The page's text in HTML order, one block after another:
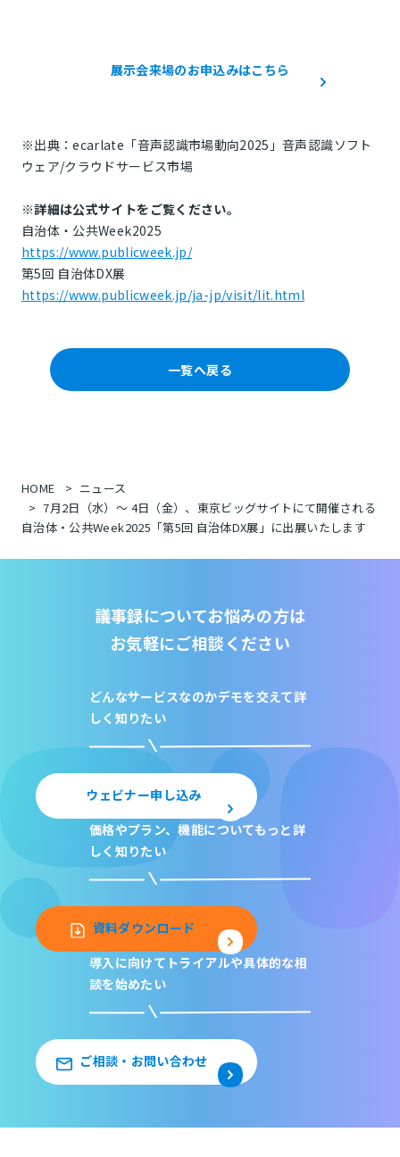
展示会来場のお申込みはこちら
※出典：ecarlate「音声認識市場動向2025」音声認識ソフト
ウェア/クラウドサービス市場
※詳細は公式サイトをご覧ください。
自治体・公共Week2025
https://www.publicweek.jp/
第5回 自治体DX展
https://www.publicweek.jp/ja-jp/visit/lit.html
一覧へ戻る
HOME
ニュース
7月2日（水）〜 4日（金）、東京ビッグサイトにて開催される
自治体・公共Week2025「第5回 自治体DX展」に出展いたします
議事録についてお悩みの方は
お気軽にご相談ください
どんなサービスなのかデモを交えて詳
しく知りたい
ウェビナー申し込み
価格やプラン、機能についてもっと詳
しく知りたい
資料ダウンロード
導入に向けてトライアルや具体的な相
談を始めたい
ご相談・お問い合わせ